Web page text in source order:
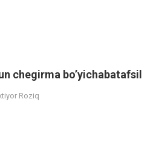
chegirma bo’yichabatafsil
Roziq